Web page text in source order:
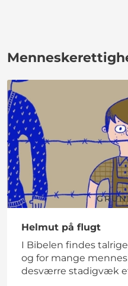
Helmut på flugt
I Bibelen findes
og for mange
desværre stadigvæk